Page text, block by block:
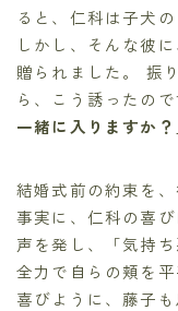
ると、仁科は子犬
しかし、そんな彼
贈られました。 振
ら、こう誘ったので
一緒に入りますか？
結婚式前の約束を
事実に、仁科の喜
声を発し、「気持
全力で自らの頬を
喜びように、藤子